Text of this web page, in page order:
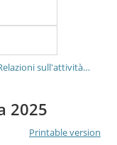
sull'attività…
2025
Printable version